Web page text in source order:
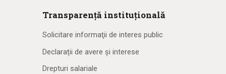
Transparență instituțională
Solicitare informaţii de interes public
Declarații de avere și interese
Drepturi salariale